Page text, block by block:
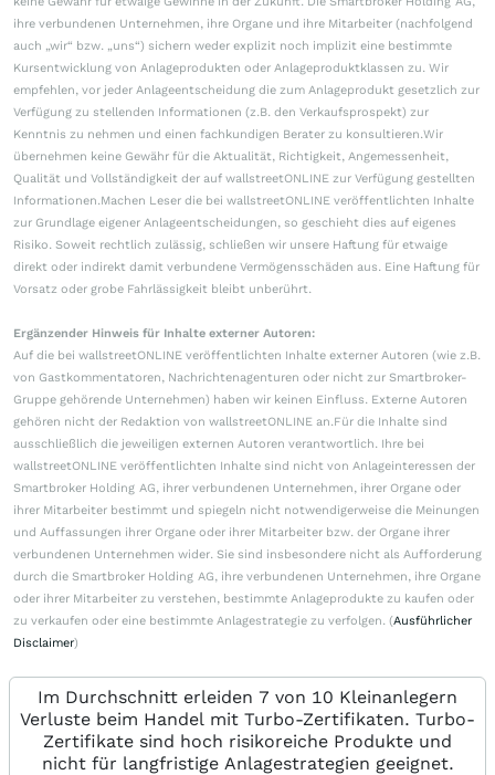
ihre verbundenen Unternehmen, ihre Organe und ihre Mitarbeiter (nachfolgend
auch „wir“ bzw. „uns“) sichern weder explizit noch implizit eine bestimmte
Kursentwicklung von Anlageprodukten oder Anlageproduktklassen zu. Wir
empfehlen, vor jeder Anlageentscheidung die zum Anlageprodukt gesetzlich zur
Verfügung zu stellenden Informationen (z.B. den Verkaufsprospekt) zur
Kenntnis zu nehmen und einen fachkundigen Berater zu konsultieren.Wir
übernehmen keine Gewähr für die Aktualität, Richtigkeit, Angemessenheit,
Qualität und Vollständigkeit der auf wallstreetONLINE zur Verfügung gestellten
Informationen.Machen Leser die bei wallstreetONLINE veröffentlichten Inhalte
zur Grundlage eigener Anlageentscheidungen, so geschieht dies auf eigenes
Risiko. Soweit rechtlich zulässig, schließen wir unsere Haftung für etwaige
direkt oder indirekt damit verbundene Vermögensschäden aus. Eine Haftung für
Vorsatz oder grobe Fahrlässigkeit bleibt unberührt.
Ergänzender Hinweis für Inhalte externer Autoren:
Auf die bei wallstreetONLINE veröffentlichten Inhalte externer Autoren (wie z.B.
von Gastkommentatoren, Nachrichtenagenturen oder nicht zur Smartbroker-
Gruppe gehörende Unternehmen) haben wir keinen Einfluss. Externe Autoren
gehören nicht der Redaktion von wallstreetONLINE an.Für die Inhalte sind
ausschließlich die jeweiligen externen Autoren verantwortlich. Ihre bei
wallstreetONLINE veröffentlichten Inhalte sind nicht von Anlageinteressen der
Smartbroker Holding AG, ihrer verbundenen Unternehmen, ihrer Organe oder
ihrer Mitarbeiter bestimmt und spiegeln nicht notwendigerweise die Meinungen
und Auffassungen ihrer Organe oder ihrer Mitarbeiter bzw. der Organe ihrer
verbundenen Unternehmen wider. Sie sind insbesondere nicht als Aufforderung
durch die Smartbroker Holding AG, ihre verbundenen Unternehmen, ihre Organe
oder ihrer Mitarbeiter zu verstehen, bestimmte Anlageprodukte zu kaufen oder
zu verkaufen oder eine bestimmte Anlagestrategie zu verfolgen. (Ausführlicher
Disclaimer)
Im Durchschnitt erleiden 7 von 10 Kleinanlegern
Verluste beim Handel mit Turbo-Zertifikaten. Turbo-
Zertifikate sind hoch risikoreiche Produkte und
nicht für langfristige Anlagestrategien geeignet.